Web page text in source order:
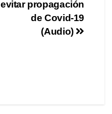
tir
evitar propagación
de Covid-19
(Audio)